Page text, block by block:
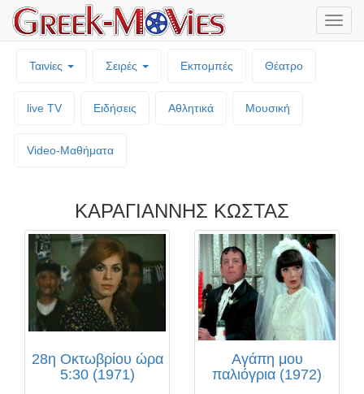
Ταινίες Σειρές Εκπομπές Θέατρο
live TV Ειδήσεις Αθλητικά Μουσική
Video-Mαθήματα
ΚΑΡΑΓΙΑΝΝΗΣ ΚΩΣΤΑΣ
28η Οκτωβρίου ώρα
5:30 (1971)
Αγάπη μου
παλιόγρια (1972)